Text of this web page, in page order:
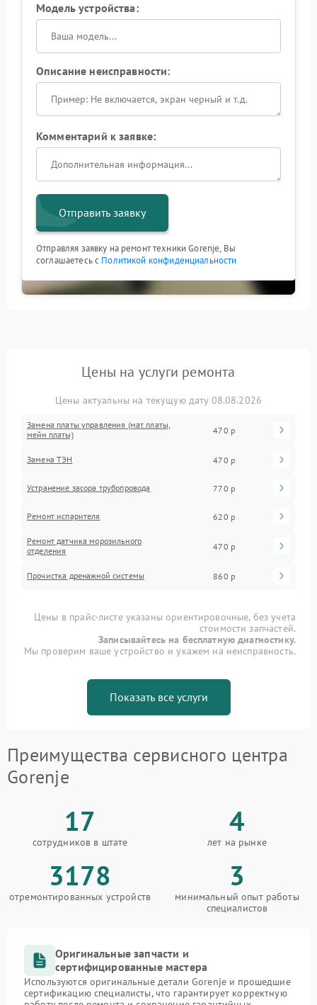
Модель устройства:
Описание неисправности:
Комментарий к заявке:
Отправить заявку
Отправляя заявку на ремонт техники Gorenje, Вы
соглашаетесь с Политикой конфиденциальности
Цены на услуги ремонта
Цены актуальны на текущую дату 08.08.2026
Замена платы управления (мат.платы,
мейн платы)
470 р
Замена ТЭН 470 р
Устранение засора трубопровода 770 р
Ремонт испарителя 620 р
Ремонт датчика морозильного
отделения
470 р
Прочистка дренажной системы 860 р
Цены в прайс-листе указаны ориентировочные, без учета
стоимости запчастей.
Записывайтесь на бесплатную диагностику.
Мы проверим ваше устройство и укажем на неисправность.
Показать все услуги
Преимущества сервисного центра
Gorenje
17
сотрудников в штате
4
лет на рынке
3178
отремонтированных устройств
3
минимальный опыт работы
специалистов
Оригинальные запчасти и
сертифицированные мастера
Используются оригинальные детали Gorenje и прошедшие
сертификацию специалисты, что гарантирует корректную